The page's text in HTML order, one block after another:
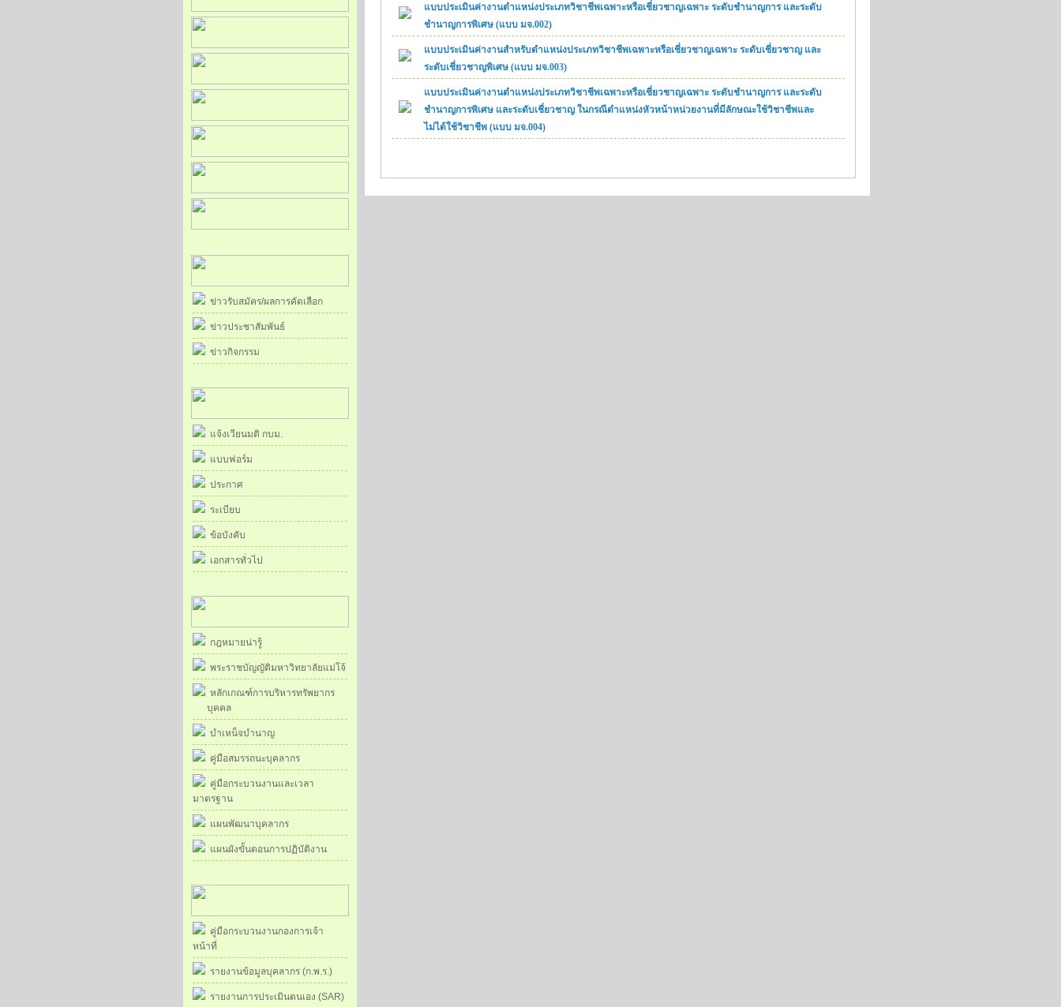
ข่าวรับสมัคร/ผลการคัดเลือก
ข่าวประชาสัมพันธ์
ข่าวกิจกรรม
แจ้งเวียนมติ กบม.
แบบฟอร์ม
ประกาศ
ระเบียบ
ข้อบังคับ
เอกสารทั่วไป
กฎหมายน่ารู้
พระราชบัญญัติมหาวิทยาลัยแม่โจ้
หลักเกณฑ์การบริหารทรัพยากร
บุคคล
บำเหน็จบำนาญ
คู่มือสมรรถนะบุคลากร
คู่มือกระบวนงานและเวลา
มาตรฐาน
แผนพัฒนาบุคลากร
แผนผังขั้นตอนการปฏิบัติงาน
คู่มือกระบวนงานกองการเจ้า
หน้าที่
รายงานข้อมูลบุคลากร (ก.พ.ร.)
รายงานการประเมินตนเอง (SAR)
แบบประเมินค่างานตำแหน่งประเภทวิชาชีพเฉพาะหรือเชี่ยวชาญเฉพาะ ระดับชำนาญการ และระดับ
ชำนาญการพิเศษ (แบบ มจ.002)
แบบประเมินค่างานสำหรับตำแหน่งประเภทวิชาชีพเฉพาะหรือเชี่ยวชาญเฉพาะ ระดับเชี่ยวชาญ และ
ระดับเชี่ยวชาญพิเศษ (แบบ มจ.003)
แบบประเมินค่างานตำแหน่งประเภทวิชาชีพเฉพาะหรือเชี่ยวชาญเฉพาะ ระดับชำนาญการ และระดับ
ชำนาญการพิเศษ และระดับเชี่ยวชาญ ในกรณีตำแหน่งหัวหน้าหน่วยงานที่มีลักษณะใช้วิชาชีพและ
ไม่ได้ใช้วิชาชีพ (แบบ มจ.004)